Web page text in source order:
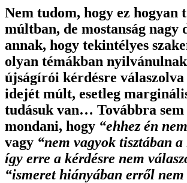
Nem tudom, hogy ez hogyan
múltban, de mostanság
annak, hogy tekintélyes
olyan témákban
újságírói kérdésre
idejét múlt, esetleg
tudásuk van… Továbbra sem
mondani, hogy “ehhez én
vagy “nem vagyok tisztában a
így erre a kérdésre nem
“ismeret hiányában erről nem